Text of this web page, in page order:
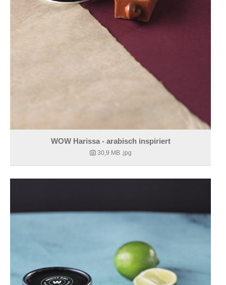
WOW Harissa - arabisch inspiriert
30,9 MB .jpg